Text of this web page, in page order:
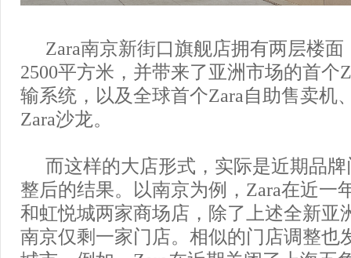
Zara南京新街口旗舰店拥有两层楼
2500平方米，并带来了亚洲市场的首个
输系统，以及全球首个Zara自助售卖机
Zara沙龙。
而这样的大店形式，实际是近期品
整后的结果。以南京为例，Zara在近一
和虹悦城两家商场店，除了上述全新亚
南京仅剩一家门店。相似的门店调整也